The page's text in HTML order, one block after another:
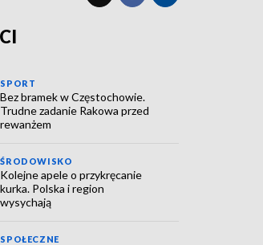
SPORT
Bez bramek w Częstochowie.
Trudne zadanie Rakowa przed
rewanżem
ŚRODOWISKO
Kolejne apele o przykręcanie
kurka. Polska i region
wysychają
SPOŁECZNE